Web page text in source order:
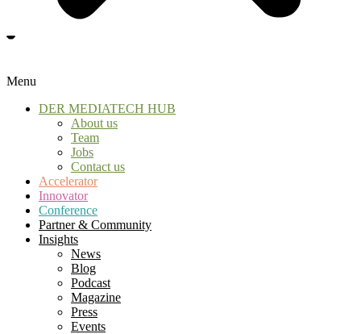
Menu
DER MEDIATECH HUB
About us
Team
Jobs
Contact us
Accelerator
Innovator
Conference
Partner & Community
Insights
News
Blog
Podcast
Magazine
Press
Events